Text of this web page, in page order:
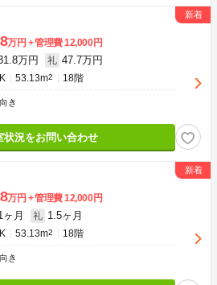
万円 管理費12,000円
万円 礼 47.7万円
53.13m2 18階
き
状況をお問い合わせ
万円 管理費12,000円
ヶ月 礼 1.5ヶ月
53.13m2 18階
き